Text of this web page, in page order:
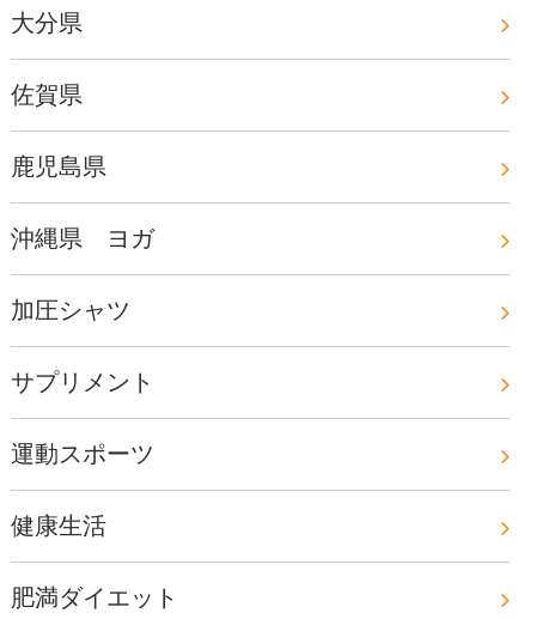
大分県
佐賀県
鹿児島県
沖縄県 ヨガ
加圧シャツ
サプリメント
運動スポーツ
健康生活
肥満ダイエット